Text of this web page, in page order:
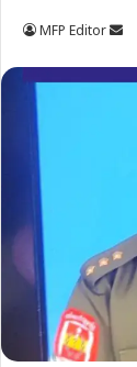
MFP Editor